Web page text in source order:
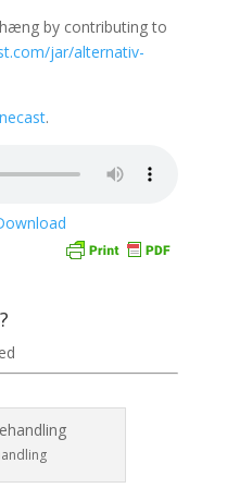
by contributing to
jar/alternativ-
.